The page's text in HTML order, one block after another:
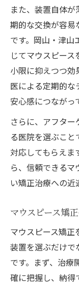
また、装置自体
期的な交換が容易
です。岡山・津
じてマウスピー
小限に抑えつつ効
医による定期的
安心感につながっ
さらに、アフタ
る医院を選ぶこ
対応してもらえま
ら、信頼できる
い矯正治療への近
マウスピース矯
マウスピース矯
装置を選ぶだけで
です。まず、治療
確に把握し、納得